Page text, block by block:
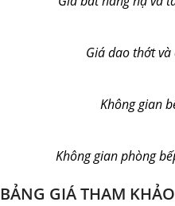
Giá dao thớt
Không gian
Không gian phòng
BẢNG GIÁ THAM